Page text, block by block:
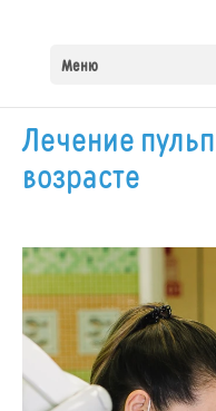
Меню
Лечение
возрасте